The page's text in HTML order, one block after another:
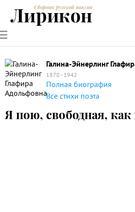
РУССКИЕ
ПОЭТЫ
СОВРЕМЕННИКИЭНЦИКЛОПЕДИЯ
ПОЭЗИИ
Сборник русской поэзии
Лирикон
Галина-Эйнерлинг
1870 - 1942
Полная биография
Все стихи поэта
Я пою, свободная,